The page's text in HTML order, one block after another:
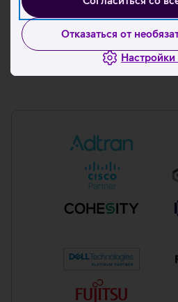
Отказаться от
Telia является
Dell Platinum Tier Partner, HPE
и HPE.